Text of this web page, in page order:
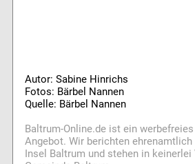
Autor: Sabine Hinrichs
Fotos: Bärbel Nannen
Quelle: Bärbel Nannen
Baltrum-Online.de ist ein
Angebot. Wir berichten
Insel Baltrum und stehen in keinerlei